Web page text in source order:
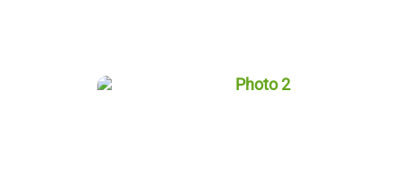
Photo 2, © Blogueurs